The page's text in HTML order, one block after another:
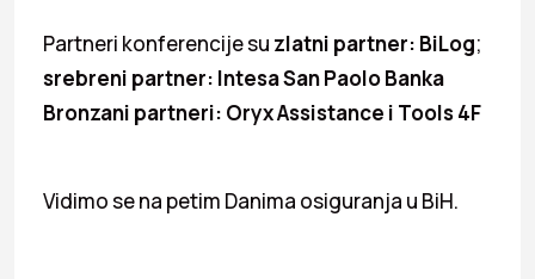
Partneri konferencije su zlatni partner: BiLog;
srebreni partner: Intesa San Paolo Banka
Bronzani partneri: Oryx Assistance i Tools 4F
Vidimo se na petim Danima osiguranja u BiH.